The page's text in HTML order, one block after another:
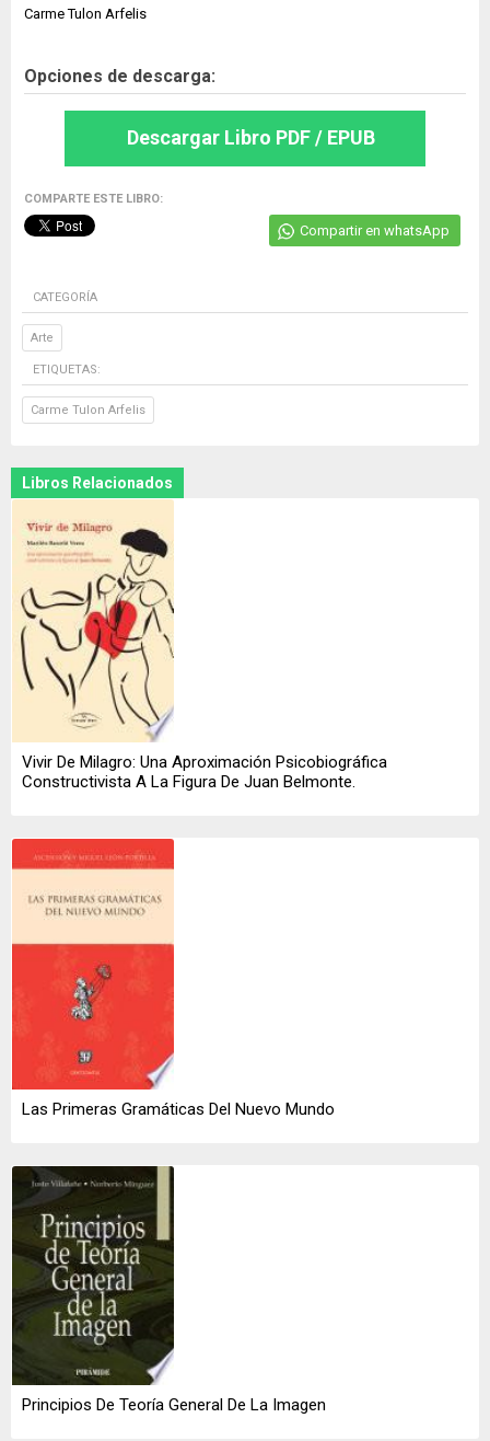
Carme Tulon Arfelis
Opciones de descarga:
Descargar Libro PDF / EPUB
COMPARTE ESTE LIBRO:
Compartir en whatsApp
CATEGORÍA
Arte
ETIQUETAS:
Carme Tulon Arfelis
Libros Relacionados
Vivir De Milagro: Una Aproximación Psicobiográfica
Constructivista A La Figura De Juan Belmonte.
Las Primeras Gramáticas Del Nuevo Mundo
Principios De Teoría General De La Imagen